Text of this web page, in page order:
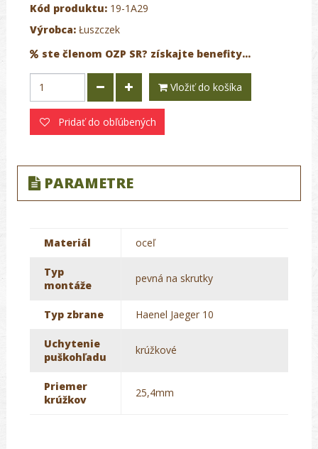
Kód produktu: 19-1A29
Výrobca: Łuszczek
ste členom OZP SR? získajte benefity...
Vložiť do košíka
Pridať do obľúbených
PARAMETRE
Materiál oceľ
Typ
montáže
pevná na skrutky
Typ zbrane Haenel Jaeger 10
Uchytenie
puškohľadu
krúžkové
Priemer
krúžkov
25,4mm